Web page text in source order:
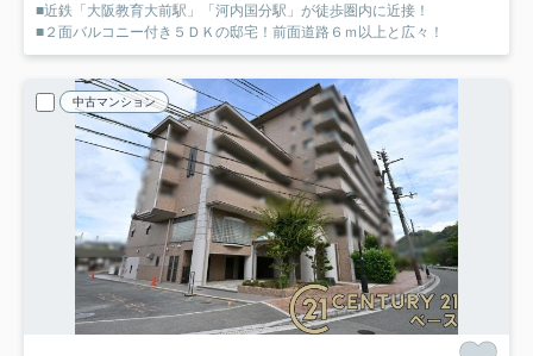
■近鉄「大阪教育大前駅」「河内国分駅」が徒歩圏内に近接！
■２面バルコニー付き５ＤＫの邸宅！前面道路６ｍ以上と広々！
中古マンション